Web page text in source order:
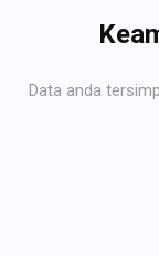
Data anda